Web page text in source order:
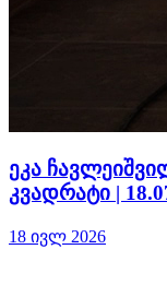
ეკა
კვადრატი |
18 ივლ 2026